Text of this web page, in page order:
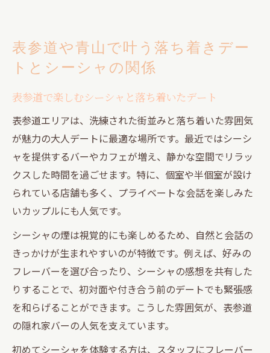
表参道や青山で叶う落ち着きデー
トとシーシャの関係
表参道で楽しむシーシャと落ち着いたデート
表参道エリアは、洗練された街並みと落ち着いた雰囲気
が魅力の大人デートに最適な場所です。最近ではシーシ
ャを提供するバーやカフェが増え、静かな空間でリラッ
クスした時間を過ごせます。特に、個室や半個室が設け
られている店舗も多く、プライベートな会話を楽しみた
いカップルにも人気です。
シーシャの煙は視覚的にも楽しめるため、自然と会話の
きっかけが生まれやすいのが特徴です。例えば、好みの
フレーバーを選び合ったり、シーシャの感想を共有した
りすることで、初対面や付き合う前のデートでも緊張感
を和らげることができます。こうした雰囲気が、表参道
の隠れ家バーの人気を支えています。
初めてシーシャを体験する方は、スタッフにフレーバー